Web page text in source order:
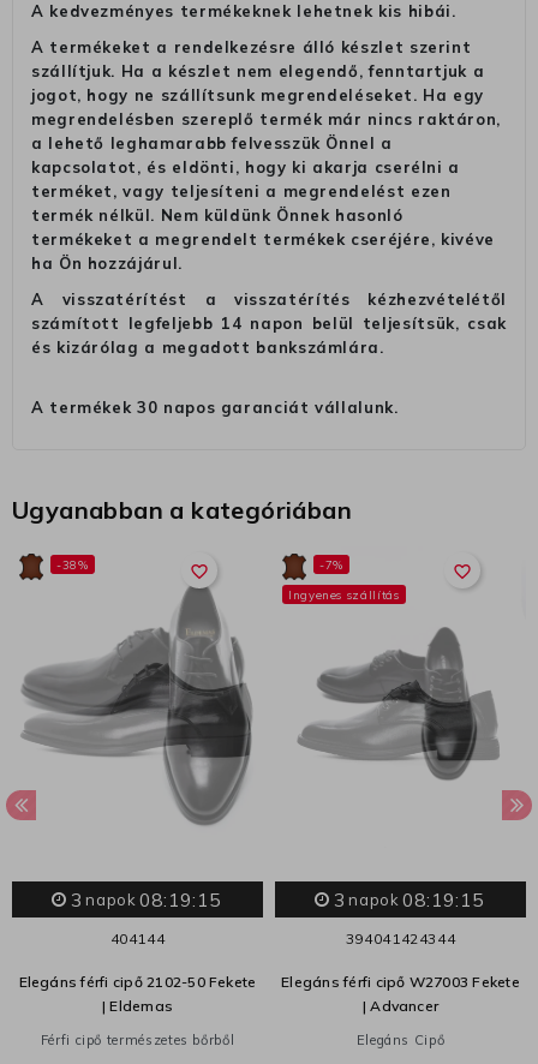
A kedvezményes termékeknek lehetnek kis hibái.
A termékeket a rendelkezésre álló készlet szerint
szállítjuk. Ha a készlet nem elegendő, fenntartjuk a
jogot, hogy ne szállítsunk megrendeléseket. Ha egy
megrendelésben szereplő termék már nincs raktáron,
a lehető leghamarabb felvesszük Önnel a
kapcsolatot, és eldönti, hogy ki akarja cserélni a
terméket, vagy teljesíteni a megrendelést ezen
termék nélkül. Nem küldünk Önnek hasonló
termékeket a megrendelt termékek cseréjére, kivéve
ha Ön hozzájárul.
A visszatérítést a visszatérítés kézhezvételétől
számított legfeljebb 14 napon belül teljesítsük, csak
és kizárólag a megadott bankszámlára.
A termékek 30 napos garanciát vállalunk.
Ugyanabban a kategóriában
favorite_border
-38%
3 napok 08:19:14
4041 44
Elegáns férfi cipő 2102-50 Fekete
| Eldemas
Férfi cipő természetes bőrből
favorite_border
-7%
Ingyenes szállítás
3 napok 08:19:14
394041 42 43 44
Elegáns férfi cipő W27003 Fekete
| Advancer
Elegáns Cipő